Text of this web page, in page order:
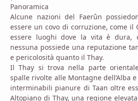
Panoramica
Alcune nazioni del Faerûn
essere un covo di corruzione, come il
essere luoghi dove la vita è dura,
nessuna possiede una reputazione
e pericolosità quanto il Thay.
Il Thay si trova nella parte
spalle rivolte alle Montagne dell’Alba
interminabili pianure di Taan oltre
Altopiano di Thay, una regione